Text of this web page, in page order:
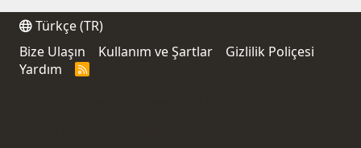
Türkçe (TR)
Bize Ulaşın
Kullanım ve Şartlar
Gizlilik Poliçesi
Yardım
R